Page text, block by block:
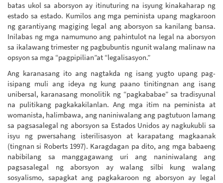
batas ukol sa aborsyon ay itinuturing na isyung kinakaharap ng
estado sa estado. Kumilos ang mga peminista upang magkaroon
ng garantiyang magiging legal ang aborsyon sa kanilang bansa.
Inilabas ng mga namumuno ang pahintulot na legal na aborsyon
sa ikalawang trimester ng pagbubuntis ngunit walang malinaw na
opsyon sa mga “pagpipilian”at “legalisasyon.”
Ang karanasang ito ang nagtakda ng isang yugto upang pag-
isipang muli ang ideya ng kung paano tinitingnan ang isang
unibersal, karanasang monolitik ng “pagkababae” sa tradisyunal
na pulitikang pagkakakilanlan. Ang mga itim na peminista at
womanista, halimbawa, ang naniniwalang ang pagtutuon lamang
sa pagsasalegal ng aborsyon sa Estados Unidos ay nagkukubli sa
isyu ng pwersahang isterilisasyon at karapatang magkaanak
(tingnan si Roberts 1997). Karagdagan pa dito, ang mga babaeng
nabibilang sa manggagawang uri ang naniniwalang ang
pagsasalegal ng aborsyon ay walang silbi kung walang
sosyalismo, sapagkat ang pagkakaroon ng aborsyon ay legal